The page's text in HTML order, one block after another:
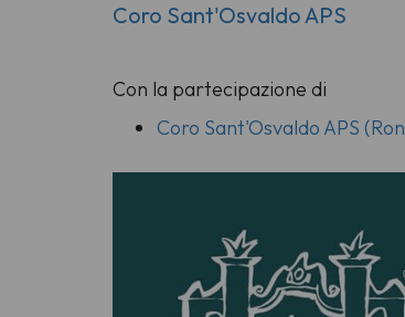
Coro Sant'Osvaldo APS
Con la partecipazione di
Coro Sant'Osvaldo APS